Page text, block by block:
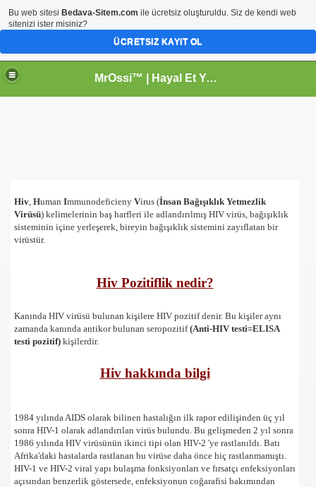
MrOssi™ | Hayal Et Yeter | İnternetin Yeni Mekanı
Hiv, Human Immunodeficieny Virus (İnsan Bağışıklık Yetmezlik
Virüsü) kelimelerinin baş harfleri ile adlandırılmış HIV virüs, bağışıklık
sisteminin içine yerleşerek, bireyin bağışıklık sistemini zayıflatan bir
virüstür.
Hiv Pozitiflik nedir?
Kanında HIV virüsü bulunan kişilere HIV pozitif denir. Bu kişiler aynı
zamanda kanında antikor bulunan seropozitif(Anti-HIV testi=ELISA
testi pozitif) kişilerdir.
Hiv hakkında bilgi
1984 yılında AIDS olarak bilinen hastalığın ilk rapor edilişinden üç yıl
sonra HIV-1 olarak adlandırılan virüs bulundu. Bu gelişmeden 2 yıl sonra
1986 yılında HIV virüsünün ikinci tipi olan HIV-2 'ye rastlanıldı. Batı
Afrika'daki hastalarda rastlanan bu virüse daha önce hiç rastlanmamıştı.
HIV-1 ve HIV-2 viral yapı bulaşma fonksiyonları ve fırsatçı enfeksiyonları
açısından benzerlik göstersede, enfeksiyonun coğarafisi bakımından
Bu web sitesi Bedava-Sitem.com ile ücretsiz oluşturuldu. Siz de kendi web
sitenizi ister misiniz?
ÜCRETSIZ KAYIT OL